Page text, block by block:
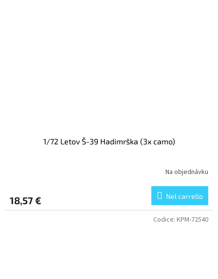
1/72 Letov Š-39 Hadimrška (3x camo)
Na objednávku
18,57 € Nel carrello
Codice: KPM-72540